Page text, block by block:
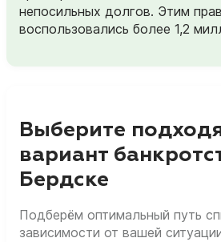
непосильных долгов. Этим
воспользовались более 1,2
Выберите
вариант
Бердске
Подберём оптимальный путь
зависимости от вашей